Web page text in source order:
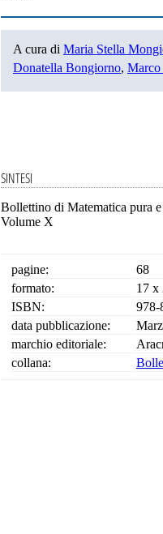
A cura di Maria Stella
Donatella Bongiorno, Marco
SINTESI
Bollettino di Matematica pura
Volume X
pagine:
68
formato:
17 x
ISBN:
978-
data pubblicazione:
marchio editoriale:
collana: